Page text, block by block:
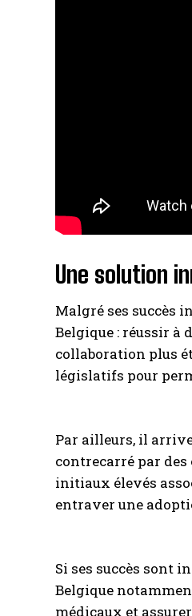
Une solution
Malgré ses succès
Belgique : réussir à
collaboration plus
législatifs pour
Par ailleurs, il
contrecarré par
initiaux élevés
entraver une
Si ses succès sont
Belgique
médicaux et